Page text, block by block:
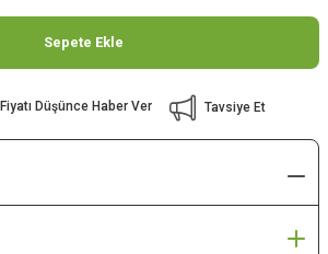
Sepete Ekle
Fiyatı Düşünce Haber Ver Tavsiye Et